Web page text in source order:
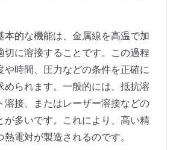
本的な機能は、金属線を高温で加
切に溶接することです。この過程
や時間、圧力などの条件を正確に
められます。一般的には、抵抗溶
溶接、またはレーザー溶接などの
が多いです。これにより、高い精
電対が製造されるのです。